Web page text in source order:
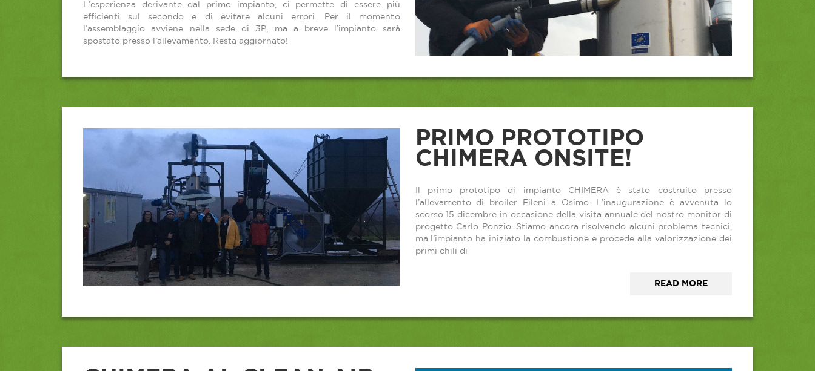
L’esperienza derivante dal primo impianto, ci permette di essere più
efficienti sul secondo e di evitare alcuni errori. Per il momento
l’assemblaggio avviene nella sede di 3P, ma a breve l’impianto sarà
spostato presso l’allevamento. Resta aggiornato!
PRIMO PROTOTIPO
CHIMERA ONSITE!
Il primo prototipo di impianto CHIMERA è stato costruito presso
l’allevamento di broiler Fileni a Osimo. L’inaugurazione è avvenuta lo
scorso 15 dicembre in occasione della visita annuale del nostro monitor di
progetto Carlo Ponzio. Stiamo ancora risolvendo alcuni problema tecnici,
ma l’impianto ha iniziato la combustione e procede alla valorizzazione dei
primi chili di
READ MORE